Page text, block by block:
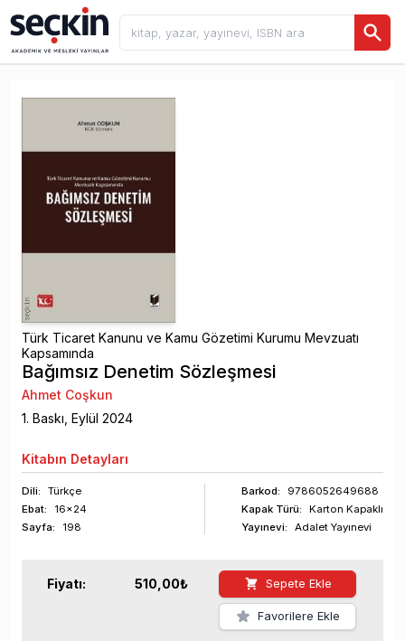
Türk Ticaret Kanunu ve Kamu Gözetimi Kurumu Mevzuatı
Kapsamında
Bağımsız Denetim Sözleşmesi
Ahmet Coşkun
1. Baskı, Eylül 2024
Kitabın Detayları
Dili:
Türkçe
Ebat:
16x24
Sayfa: 198
Barkod:
9786052649688
Kapak Türü:
Karton Kapaklı
Yayınevi:
Adalet Yayınevi
Fiyatı: 510,00₺ Sepete Ekle
Favorilere Ekle